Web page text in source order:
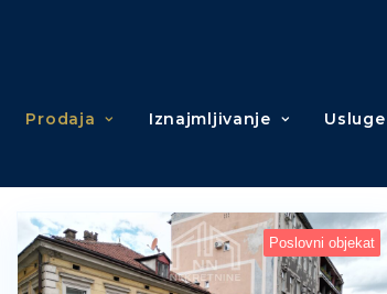
Prodaja Iznajmljivanje Usluge
Poslovni objekat